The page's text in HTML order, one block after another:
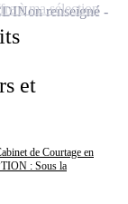
et
de Courtage en
: Sous la
Non renseigné
à ma sélection